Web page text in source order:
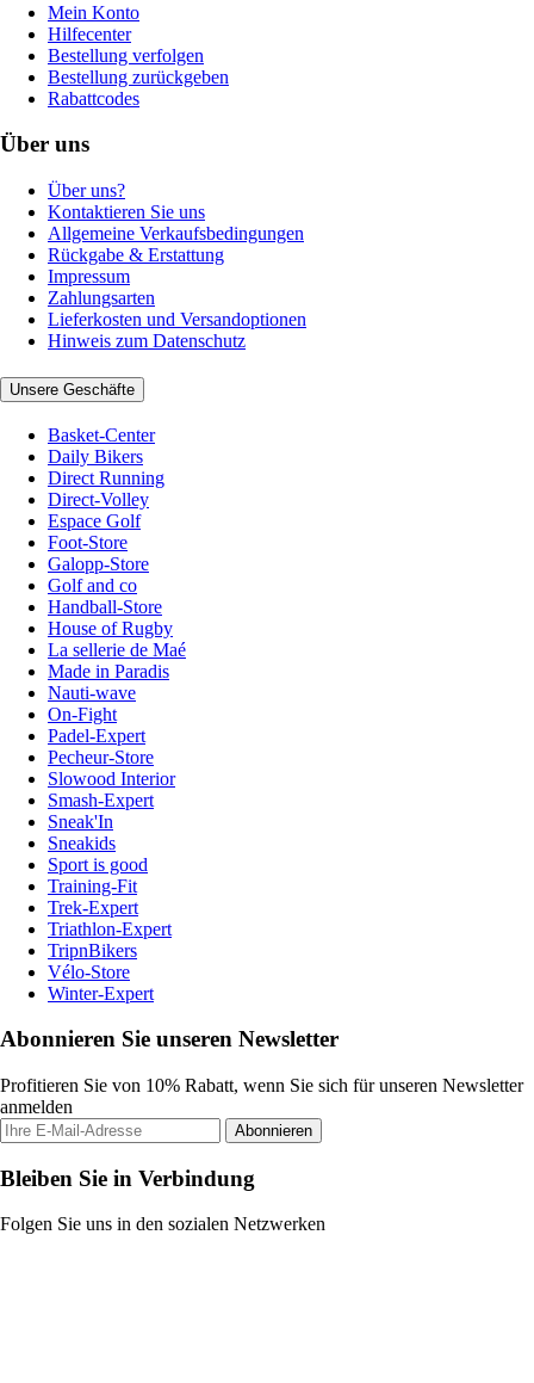
Mein Konto
Hilfecenter
Bestellung verfolgen
Bestellung zurückgeben
Rabattcodes
Über uns
Über uns?
Kontaktieren Sie uns
Allgemeine Verkaufsbedingungen
Rückgabe & Erstattung
Impressum
Zahlungsarten
Lieferkosten und Versandoptionen
Hinweis zum Datenschutz
Unsere Geschäfte
Basket-Center
Daily Bikers
Direct Running
Direct-Volley
Espace Golf
Foot-Store
Galopp-Store
Golf and co
Handball-Store
House of Rugby
La sellerie de Maé
Made in Paradis
Nauti-wave
On-Fight
Padel-Expert
Pecheur-Store
Slowood Interior
Smash-Expert
Sneak'In
Sneakids
Sport is good
Training-Fit
Trek-Expert
Triathlon-Expert
TripnBikers
Vélo-Store
Winter-Expert
Abonnieren Sie unseren Newsletter
Profitieren Sie von 10% Rabatt, wenn Sie sich für unseren Newsletter
anmelden
Abonnieren
Bleiben Sie in Verbindung
Folgen Sie uns in den sozialen Netzwerken